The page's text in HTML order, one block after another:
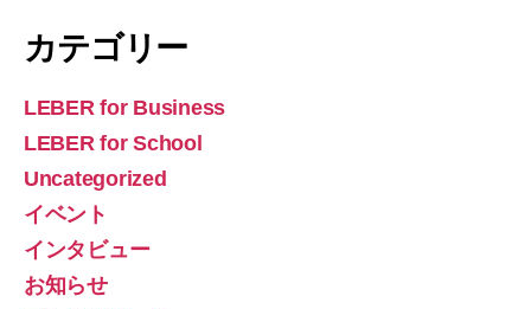
カテゴリー
LEBER for Business
LEBER for School
Uncategorized
イベント
インタビュー
お知らせ